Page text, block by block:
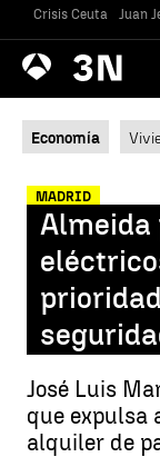
Crisis Ceuta Juan
Antena
3 Noticias
Economía
MADRID
Almeida
José Luis
que expulsa
alquiler de